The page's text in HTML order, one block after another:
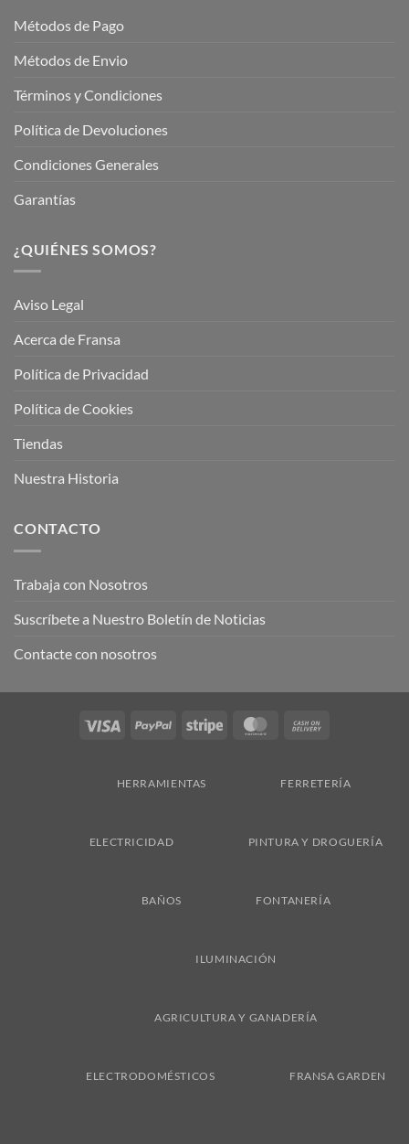
Métodos de Pago
Métodos de Envio
Términos y Condiciones
Política de Devoluciones
Condiciones Generales
Garantías
¿QUIÉNES SOMOS?
Aviso Legal
Acerca de Fransa
Política de Privacidad
Política de Cookies
Tiendas
Nuestra Historia
CONTACTO
Trabaja con Nosotros
Suscríbete a Nuestro Boletín de Noticias
Contacte con nosotros
Visa PayPal Stripe MasterCard
HERRAMIENTAS FERRETERÍA
ELECTRICIDAD PINTURA Y DROGUERÍA
BAÑOS FONTANERÍA
ILUMINACIÓN
AGRICULTURA Y GANADERÍA
ELECTRODOMÉSTICOS FRANSA GARDEN